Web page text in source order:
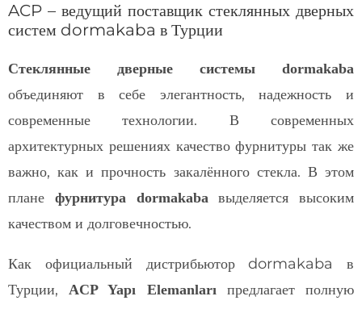
ACP – ведущий поставщик стеклянных дверных
систем dormakaba в Турции
Стеклянные дверные системы dormakaba
объединяют в себе элегантность, надежность и
современные технологии. В современных
архитектурных решениях качество фурнитуры так же
важно, как и прочность закалённого стекла. В этом
плане фурнитура dormakabaвыделяется высоким
качеством и долговечностью.
Как официальный дистрибьютор dormakaba в
Турции,ACP Yapı Elemanlarıпредлагает полную